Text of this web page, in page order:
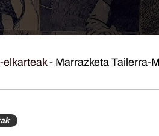
elkarteak- Marrazketa Tailerra-